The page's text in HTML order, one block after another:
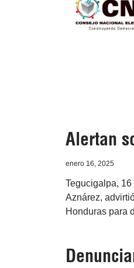
Alertan
enero 16, 2025
Tegucigalpa,
Aznárez,
Honduras para